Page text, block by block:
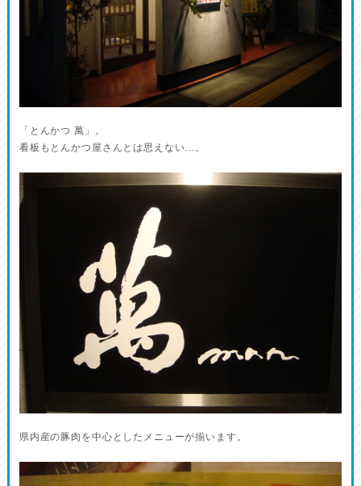
「とんかつ 萬」。
看板もとんかつ屋さんとは思えない…。
県内産の豚肉を中心としたメニューが揃います。